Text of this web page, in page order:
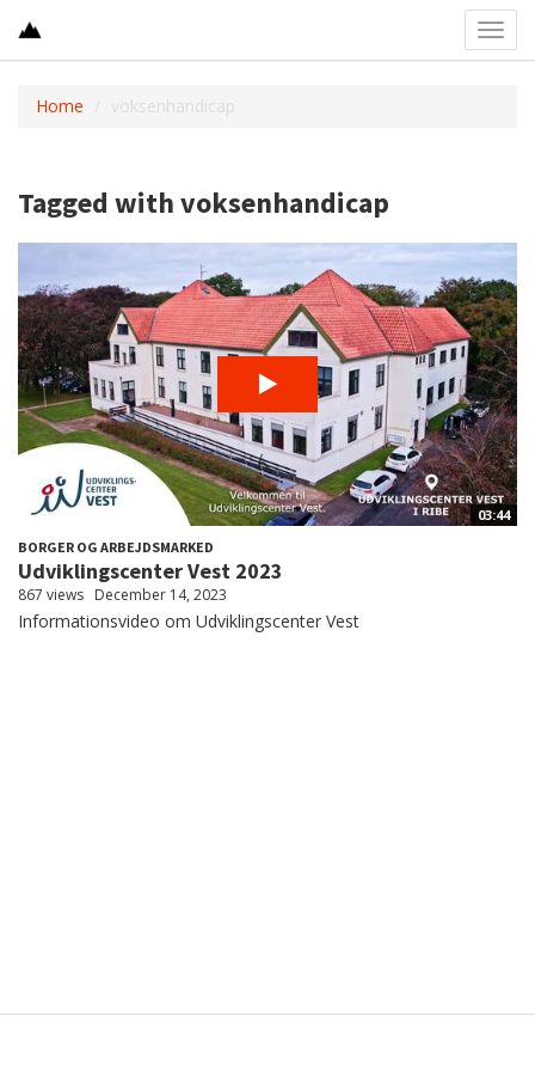
Home voksenhandicap
Tagged with voksenhandicap
03:44
BORGER OG ARBEJDSMARKED
Udviklingscenter Vest 2023
867 views December 14, 2023
Informationsvideo om Udviklingscenter Vest